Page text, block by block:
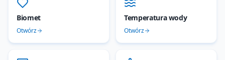
Biomet
Otwórz
Temperatura wody
Otwórz